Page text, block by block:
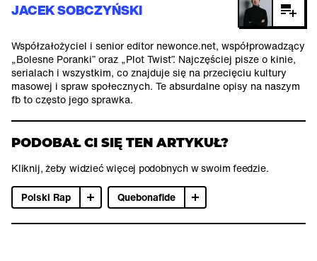
JACEK SOBCZYŃSKI
Współzałożyciel i senior editor newonce.net, współprowadzący
„Bolesne Poranki” oraz „Plot Twist”. Najczęściej pisze o kinie,
serialach i wszystkim, co znajduje się na przecięciu kultury
masowej i spraw społecznych. Te absurdalne opisy na naszym
fb to często jego sprawka.
PODOBAŁ CI SIĘ TEN ARTYKUŁ?
Kliknij, żeby widzieć więcej podobnych w swoim feedzie.
Polski Rap
Quebonafide